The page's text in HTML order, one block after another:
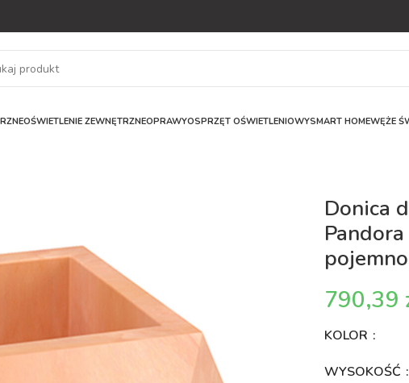
OŚWIETLENIE ZEWNĘTRZNEOPRAWYOSPRZĘT OŚWIETLENIOWYSMART HOMEWĘŻE
Donica
KOLOR
WYSOKOŚĆ